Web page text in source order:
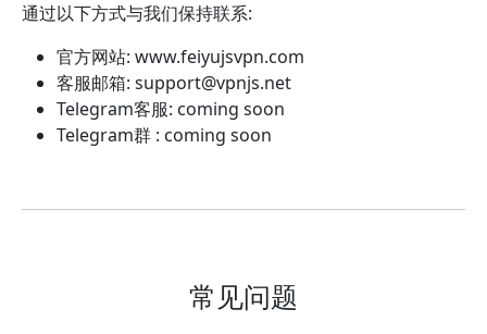
通过以下方式与我们保持联系:
官方网站: www.feiyujsvpn.com
客服邮箱: support@vpnjs.net
Telegram客服: coming soon
Telegram群 : coming soon
常见问题